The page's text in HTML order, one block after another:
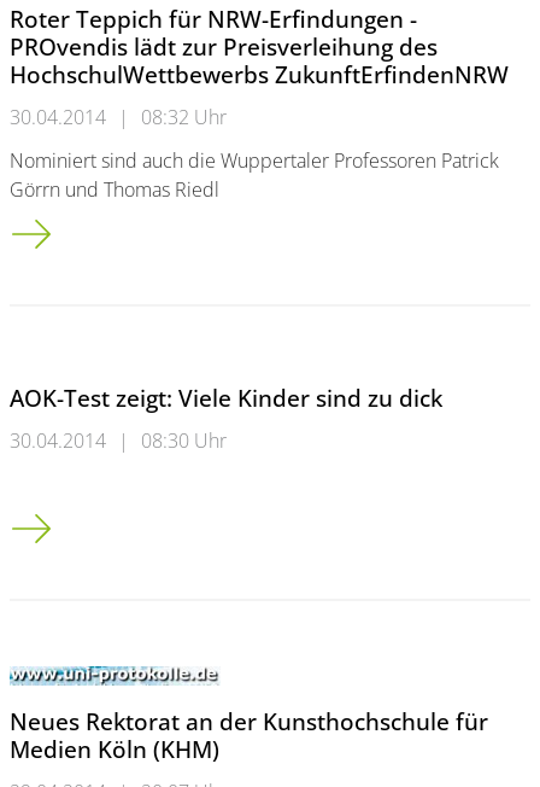
Roter Teppich für NRW-Erfindungen -
PROvendis lädt zur Preisverleihung des
HochschulWettbewerbs ZukunftErfindenNRW
30.04.2014 |
08:32 Uhr
Nominiert sind auch die Wuppertaler Professoren Patrick
Görrn und Thomas Riedl
Roter Teppich für NRW-Erfindungen - PROvendis lädt zur
AOK-Test zeigt: Viele Kinder sind zu dick
30.04.2014 | 08:30 Uhr
AOK-Test zeigt: Viele Kinder sind zu dick
Neues Rektorat an der Kunsthochschule für
Medien Köln (KHM)